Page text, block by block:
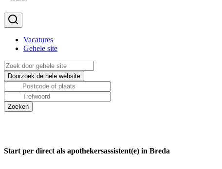
Vacatures
Gehele site
Start per direct als apothekersassistent(e) in Breda